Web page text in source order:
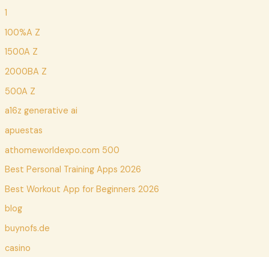
1
100%A Z
1500A Z
2000BA Z
500A Z
a16z generative ai
apuestas
athomeworldexpo.com 500
Best Personal Training Apps 2026
Best Workout App for Beginners 2026
blog
buynofs.de
casino